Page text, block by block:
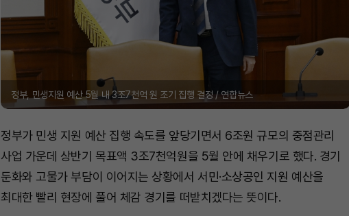
정부, 민생지원 예산 5월 내 3조7천억 원 조기 집행 결정 / 연합뉴스
정부가 민생 지원 예산 집행 속도를 앞당기면서 6조원 규모의 중점관리
사업 가운데 상반기 목표액 3조7천억원을 5월 안에 채우기로 했다. 경기
둔화와 고물가 부담이 이어지는 상황에서 서민·소상공인 지원 예산을
최대한 빨리 현장에 풀어 체감 경기를 떠받치겠다는 뜻이다.